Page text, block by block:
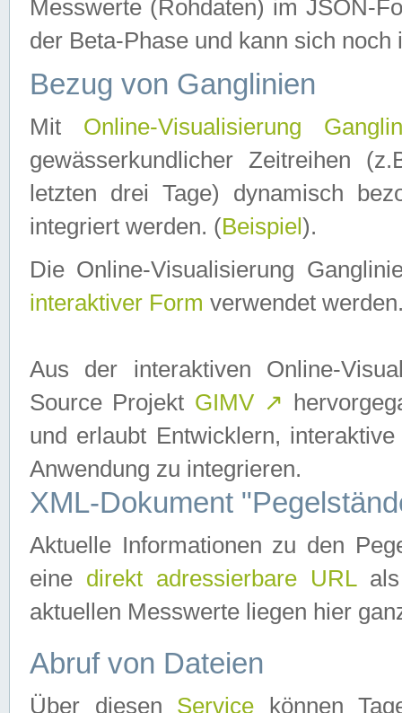
Messwerte (Rohdaten) im JSON-
der Beta-Phase und kann sich noch
Bezug von Ganglinien
Mit Online-Visualisierung
gewässerkundlicher Zeitreihen
letzten drei Tage) dynamisch
integriert werden. (Beispiel ).
Die Online-Visualisierung
interaktiver Form verwendet
Aus der interaktiven Online-
Source Projekt GIMV ↗
und erlaubt Entwicklern,
Anwendung zu integrieren.
XML-Dokument
Aktuelle Informationen zu den
eine direkt adressierbare URLals
aktuellen Messwerte liegen hier
Abruf von Dateien
Über diesen Service können